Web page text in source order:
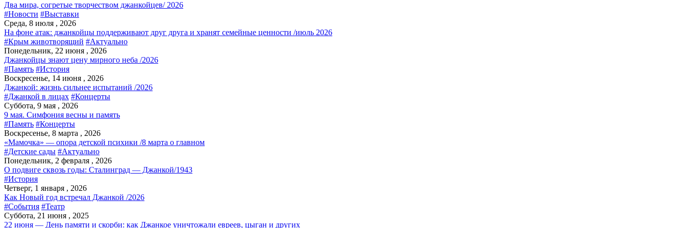
Два мира, согретые творчеством джанкойцев/ 2026
#Новости #Выставки
Среда, 8 июля , 2026
На фоне атак: джанкойцы поддерживают друг друга и хранят семейные ценности /июль 2026
#Крым животворящий #Актуально
Понедельник, 22 июня , 2026
Джанкойцы знают цену мирного неба /2026
#Память #История
Воскресенье, 14 июня , 2026
Джанкой: жизнь сильнее испытаний /2026
#Джанкой в лицах #Концерты
Суббота, 9 мая , 2026
9 мая. Симфония весны и память
#Память #Концерты
Воскресенье, 8 марта , 2026
«Мамочка» — опора детской психики /8 марта о главном
#Детские сады #Актуально
Понедельник, 2 февраля , 2026
О подвиге сквозь годы: Сталинград — Джанкой/1943
#История
Четверг, 1 января , 2026
Как Новый год встречал Джанкой /2026
#События #Театр
Суббота, 21 июня , 2025
22 июня — День памяти и скорби: как Джанкое уничтожали евреев, цыган и других